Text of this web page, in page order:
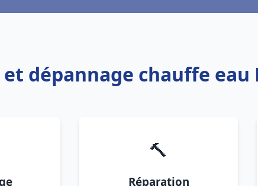
dépannage chauffe eau
🔨
Réparation